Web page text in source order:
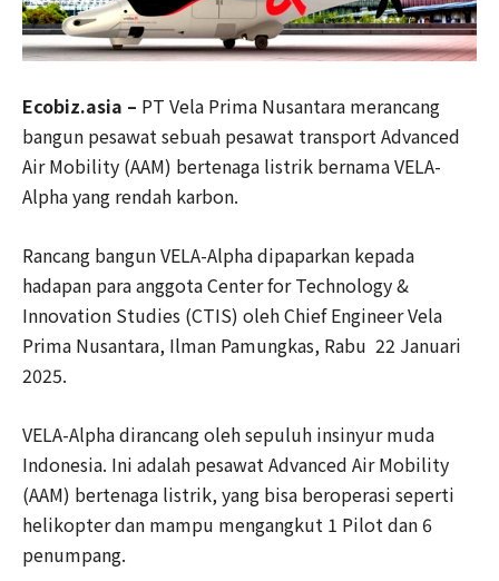
Ecobiz.asia – PT Vela Prima Nusantara merancang
bangun pesawat sebuah pesawat transport Advanced
Air Mobility (AAM) bertenaga listrik bernama VELA-
Alpha yang rendah karbon.
Rancang bangun VELA-Alpha dipaparkan kepada
hadapan para anggota Center for Technology &
Innovation Studies (CTIS) oleh Chief Engineer Vela
Prima Nusantara, Ilman Pamungkas, Rabu 22 Januari
2025.
VELA-Alpha dirancang oleh sepuluh insinyur muda
Indonesia. Ini adalah pesawat Advanced Air Mobility
(AAM) bertenaga listrik, yang bisa beroperasi seperti
helikopter dan mampu mengangkut 1 Pilot dan 6
penumpang.